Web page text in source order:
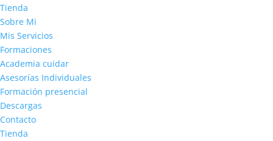
Tienda
Sobre Mi
Mis Servicios
Formaciones
Academia cuidar
Asesorías Individuales
Formación presencial
Descargas
Contacto
Tienda